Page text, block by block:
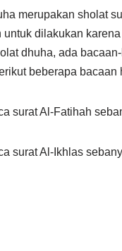
merupakan sholat
untuk dilakukan
dhuha, ada
beberapa
surat Al-Fatihah
surat Al-Ikhlas